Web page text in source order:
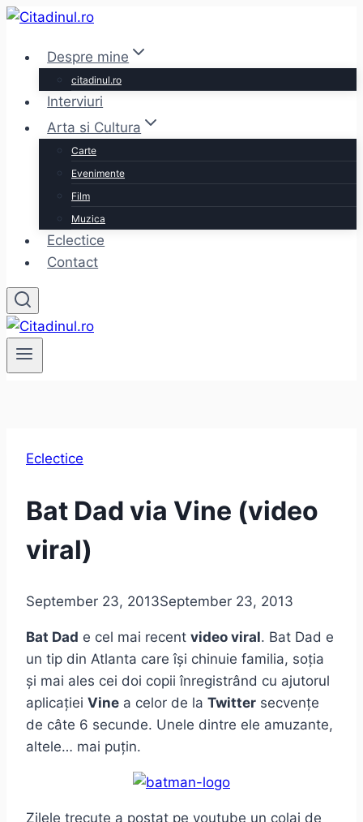
Skip
contentDespre mine
citadinul.ro
Interviuri
Arta si Cultura
Carte
Evenimente
Film
Muzica
Eclectice
Contact
Eclectice
Bat Dad via Vine (video
viral)
September 23, 2013September 23, 2013
Bat Dad e cel mai recent video viral. Bat Dad e
un tip din Atlanta care își chinuie familia, soția
și mai ales cei doi copii înregistrând cu ajutorul
aplicației Vine a celor de la Twitter secvențe
de câte 6 secunde. Unele dintre ele amuzante,
altele… mai puțin.
Zilele trecute a postat pe youtube un colaj de